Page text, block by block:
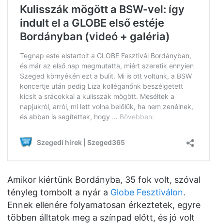
Amikor kiértünk Bordányba, 35 fok volt, szóval
tényleg tombolt a nyár a Globe Fesztiválon.
Ennek ellenére folyamatosan érkeztetek, egyre
többen álltatok meg a színpad előtt, és jó volt